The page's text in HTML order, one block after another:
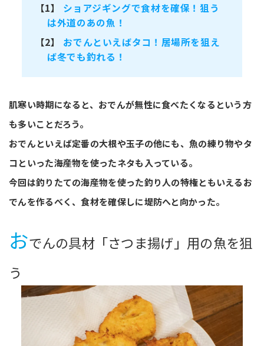
【1】 ショアジギングで食材を確保！狙う
は外道のあの魚！
【2】 おでんといえばタコ！居場所を狙え
ば冬でも釣れる！
肌寒い時期になると、おでんが無性に食べたくなるという方
も多いことだろう。
おでんといえば定番の大根や玉子の他にも、魚の練り物やタ
コといった海産物を使ったネタも入っている。
今回は釣りたての海産物を使った釣り人の特権ともいえるお
でんを作るべく、食材を確保しに堤防へと向かった。
おでんの具材「さつま揚げ」用の魚を狙
う